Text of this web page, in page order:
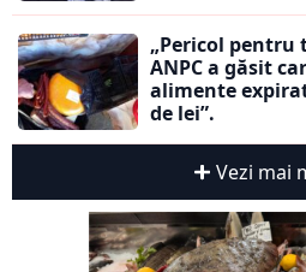
„Pericol pentru
ANPC a găsit
alimente
de lei”.
Vezi mai